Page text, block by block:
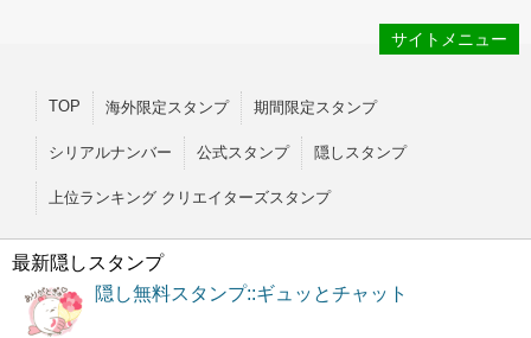
サイトメニュー
TOP 海外限定スタンプ 期間限定スタンプ
シリアルナンバー 公式スタンプ 隠しスタンプ
上位ランキング クリエイターズスタンプ
最新隠しスタンプ
隠し無料スタンプ::ギュッとチャット